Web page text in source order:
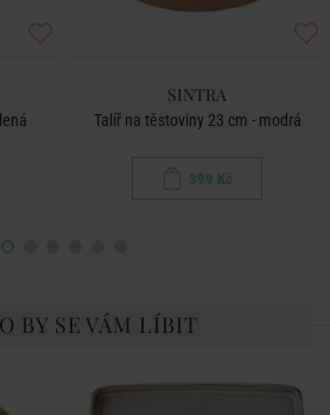
SINTRA
Talíř na těstoviny 23 cm - modrá
399 Kč
BY SE VÁM LÍBIT